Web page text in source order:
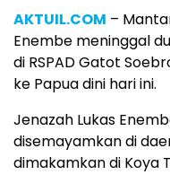
AKTUIL.COM –
Enembe meninggal
di RSPAD Gatot
ke Papua dini hari ini.
Jenazah Lukas
disemayamkan di
dimakamkan di Koya